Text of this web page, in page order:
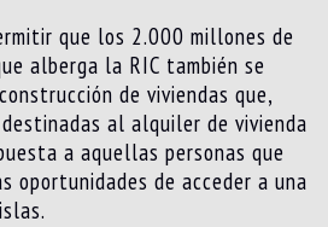
que los 2.000 millones de
alberga la RIC también se
de viviendas que,
al alquiler de vivienda
a aquellas personas que
oportunidades de acceder a una